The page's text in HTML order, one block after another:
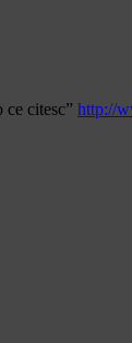
citesc” http://